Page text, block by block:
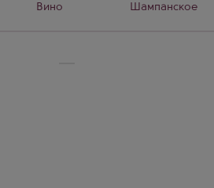
Вино Шампанское